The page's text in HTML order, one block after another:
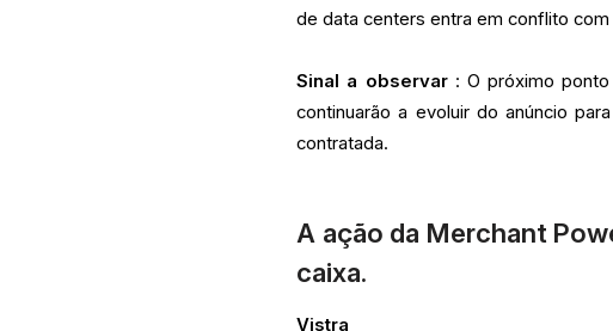
de data centers entra em conflito
Sinal a observar: O próximo ponto
continuarão a evoluir do anúncio
contratada.
A ação da Merchant
caixa.
Vistra